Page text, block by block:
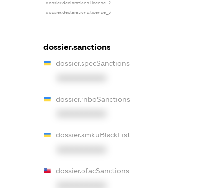
dossier.declarations.license_2
dossier.declarations.license_3
dossier.sanctions
dossier.specSanctions
dossier.rnboSanctions
dossier.amkuBlackList
dossier.ofacSanctions